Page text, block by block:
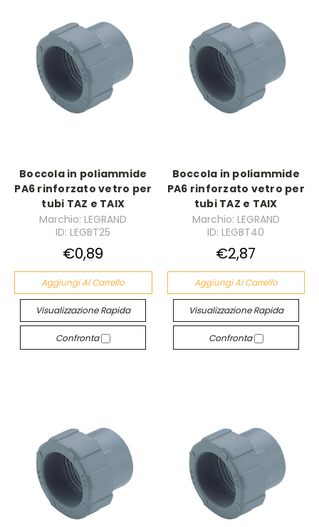
Boccola in poliammide
PA6 rinforzato vetro per
tubi TAZ e TAIX
Marchio: LEGRAND
ID: LEGBT25
€0,89
Aggiungi Al Carrello
Visualizzazione Rapida
Confronta
Boccola in poliammide
PA6 rinforzato vetro per
tubi TAZ e TAIX
Marchio: LEGRAND
ID: LEGBT40
€2,87
Aggiungi Al Carrello
Visualizzazione Rapida
Confronta